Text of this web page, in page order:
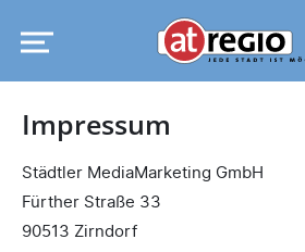
Impressum
Städtler MediaMarketing GmbH
Fürther Straße 33
90513 Zirndorf